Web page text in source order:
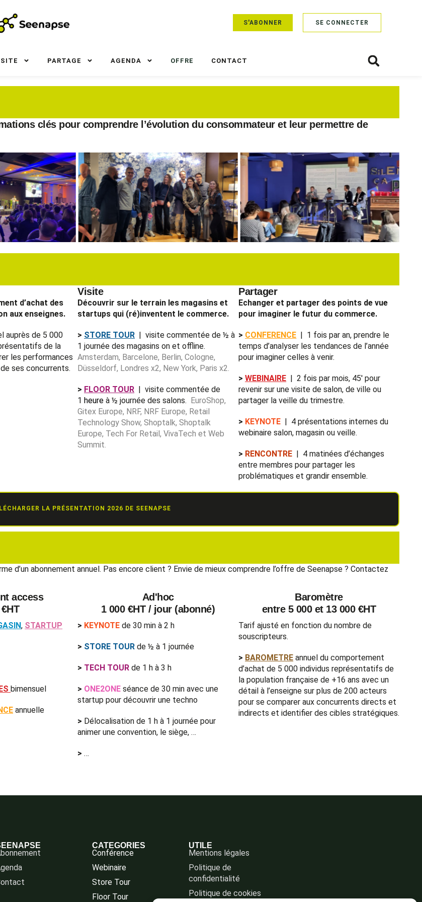
S'ABONNER SE CONNECTER
PARTAGE AGENDA OFFRE CONTACT
clés pour comprendre l’évolution du consommateur et leur permettre de
Visite Partager
d’achat des
aux enseignes.
auprès de 5 000
de la
les performances
ses concurrents.
Découvrir sur le terrain les magasins et
startups qui (ré)inventent le commerce.
> STORE TOUR | visite commentée de ½ à
1 journée des magasins on et offline.
Amsterdam, Barcelone, Berlin, Cologne,
Düsseldorf, Londres x2, New York, Paris x2.
> FLOOR TOUR | visite commentée de
1 heureà ½ journée des salons. EuroShop,
Gitex Europe, NRF, NRF Europe, Retail
Technology Show, Shoptalk, Shoptalk
Europe, Tech For Retail, VivaTech et Web
Summit.
Echanger et partager des points de vue
pour imaginer le futur du commerce.
> CONFERENCE | 1 fois par an, prendre le
temps d’analyser les tendances de l’année
pour imaginer celles à venir.
> WEBINAIRE | 2 fois par mois, 45′ pour
revenir sur une visite de salon, de ville ou
partager la veille du trimestre.
> KEYNOTE | 4 présentations internes du
webinaire salon, magasin ou veille.
> RENCONTRE | 4 matinées d’échanges
entre membres pour partager les
problématiques et grandir ensemble.
LA PRÉSENTATION 2026 DE SEENAPSE
d’un abonnement annuel. Pas encore client ? Envie de mieux comprendre l’offre de Seenapse ? Contactez
access Ad'hoc
Baromètre
1 000 €HT / jour (abonné) entre 5 000 et 13 000 €HT
, STARTUP
bimensuel
annuelle
> KEYNOTEde 30 min à 2 h
> STORE TOUR de ½ à 1 journée
> TECH TOUR de 1 h à 3 h
> ONE2ONE séance de 30 min avec une
startup pour découvrir une techno
> Délocalisation de 1 h à 1 journée pour
animer une convention, le siège, …
> …
Tarif ajusté en fonction du nombre de
souscripteurs.
> BAROMETRE annuel du comportement
d’achat de 5 000 individusreprésentatifs de
la population française de +16 ansavec un
détail à l’enseigne sur plus de 200 acteurs
pour se comparer aux concurrents directs et
indirects et identifier des cibles stratégiques.
CATEGORIES
Conférence
Webinaire
Store Tour
Floor Tour
UTILE
Mentions légales
Politique de
confidentialité
Politique de cookies